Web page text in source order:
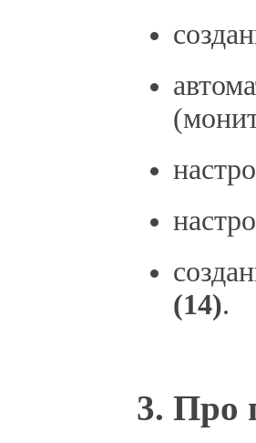
(14).
3. Про